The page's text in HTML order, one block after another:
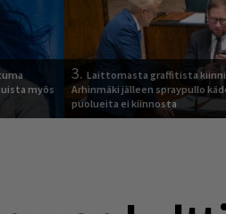
myös
3. Laittomasta graffitista kiinni
Arhinmäki jälleen spraypullo
puolueita ei kiinnosta